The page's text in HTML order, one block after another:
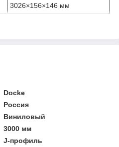
3026×156×146 мм
Docke
Россия
Виниловый
3000 мм
J-профиль